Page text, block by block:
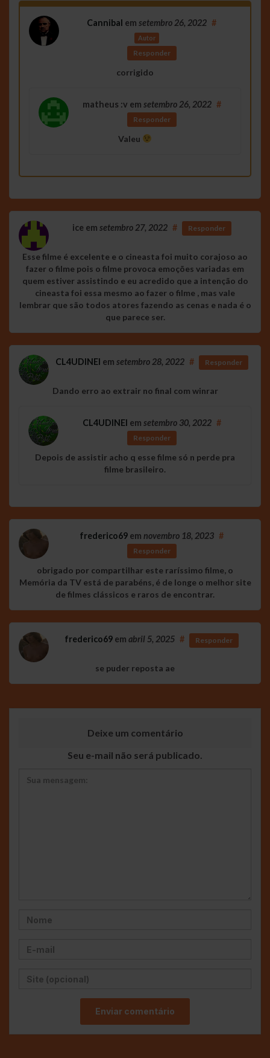
Cannibal em setembro 26, 2022
Autor
#
Responder
corrigido
matheus :v em setembro 26, 2022 #
Responder
Valeu
ice em setembro 27, 2022 # Responder
Esse filme é excelente e o cineasta foi muito corajoso ao
fazer o filme pois o filme provoca emoções variadas em
quem estiver assistindo e eu acredido que a intenção do
cineasta foi essa mesmo ao fazer o filme , mas vale
lembrar que são todos atores fazendo as cenas e nada é o
que parece ser.
CL4UDINEI em setembro 28, 2022 # Responder
Dando erro ao extrair no final com winrar
CL4UDINEI em setembro 30, 2022 #
Responder
Depois de assistir acho q esse filme só n perde pra
filme brasileiro.
frederico69 em novembro 18, 2023 #
Responder
obrigado por compartilhar este raríssimo filme, o
Memória da TV está de parabéns, é de longe o melhor site
de filmes clássicos e raros de encontrar.
frederico69 em abril 5, 2025 # Responder
se puder reposta ae
Deixe um comentário
Seu e-mail não será publicado.